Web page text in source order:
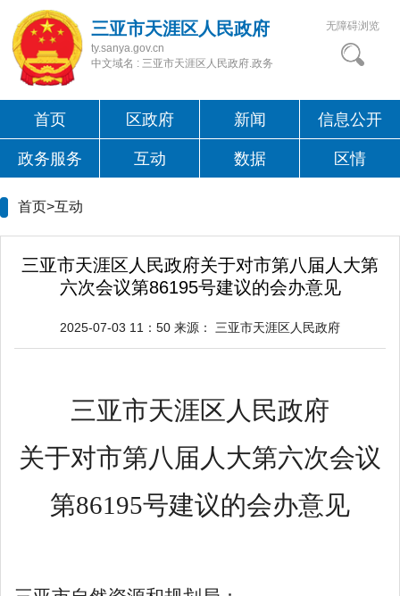
三亚市天涯区人民政府
ty.sanya.gov.cn
中文域名 : 三亚市天涯区人民政府.政务
无障碍浏览
首页 区政府 新闻 信息公开
政务服务 互动 数据 区情
首页>互动
三亚市天涯区人民政府关于对市第八届人大第
六次会议第86195号建议的会办意见
2025-07-03 11：50 来源： 三亚市天涯区人民政府
三亚市天涯区人民政府
关于对市第八届人大第六次会议
第86195号建议的会办意见